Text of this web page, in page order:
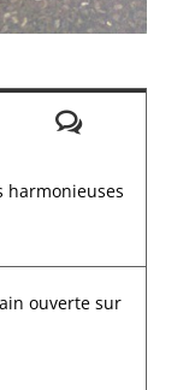
harmonieuses
ouverte sur